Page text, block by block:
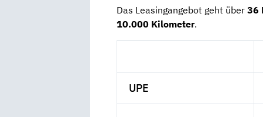
Das Leasingangebot geht über 36
10.000 Kilometer.
UPE